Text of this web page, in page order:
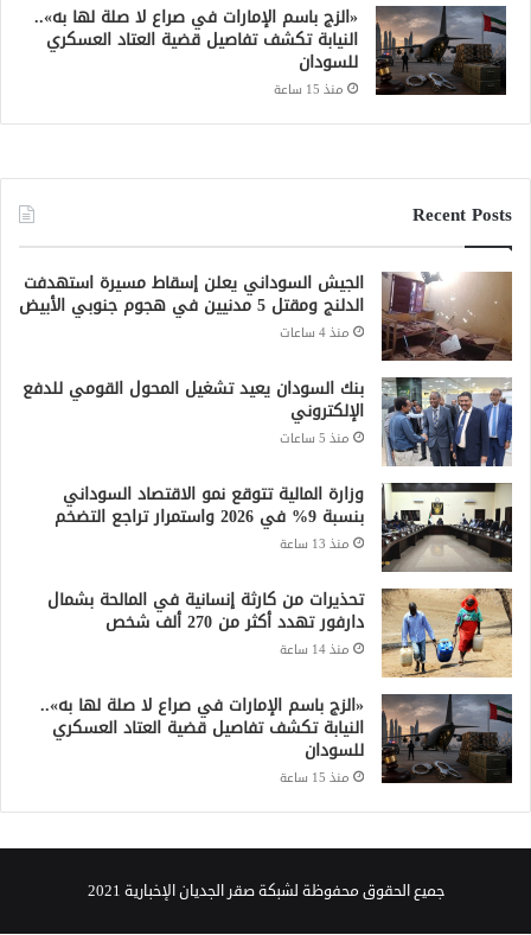
«الزج باسم الإمارات في صراع لا صلة لها به»..
النيابة تكشف تفاصيل قضية العتاد العسكري
للسودان
منذ 15 ساعة
Recent Posts
الجيش السوداني يعلن إسقاط مسيرة استهدفت
الدلنج ومقتل 5 مدنيين في هجوم جنوبي الأبيض
منذ 4 ساعات
بنك السودان يعيد تشغيل المحول القومي للدفع
الإلكتروني
منذ 5 ساعات
وزارة المالية تتوقع نمو الاقتصاد السوداني
بنسبة 9% في 2026 واستمرار تراجع التضخم
منذ 13 ساعة
تحذيرات من كارثة إنسانية في المالحة بشمال
دارفور تهدد أكثر من 270 ألف شخص
منذ 14 ساعة
«الزج باسم الإمارات في صراع لا صلة لها به»..
النيابة تكشف تفاصيل قضية العتاد العسكري
للسودان
منذ 15 ساعة
جميع الحقوق محفوظة لشبكة صقر الجديان الإخبارية 2021